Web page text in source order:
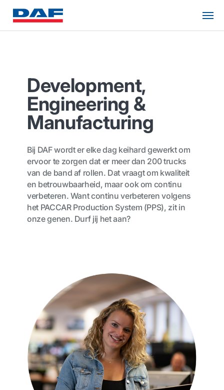
Development,
Engineering &
Manufacturing
Bij DAF wordt er elke dag keihard gewerkt om
ervoor te zorgen dat er meer dan 200 trucks
van de band af rollen. Dat vraagt om kwaliteit
en betrouwbaarheid, maar ook om continu
verbeteren. Want continu verbeteren volgens
het PACCAR Production System (PPS), zit in
onze genen. Durf jij het aan?